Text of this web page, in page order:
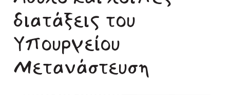
διατάξεις του
Υπουργείου
Μετανάστευση